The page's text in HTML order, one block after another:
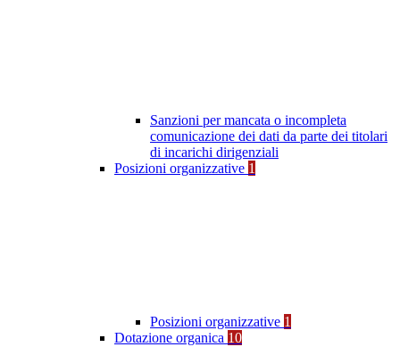
Sanzioni per mancata o incompleta
comunicazione dei dati da parte dei titolari
di incarichi dirigenziali
Posizioni organizzative 1
Posizioni organizzative 1
Dotazione organica 10